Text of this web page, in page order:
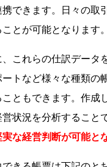
携できます。日々の取
とが可能となります。
、これらの仕訳データ
ートなど様々な種類の
こともできます。作成
営状況を分析すること
実な経営判断が可能と